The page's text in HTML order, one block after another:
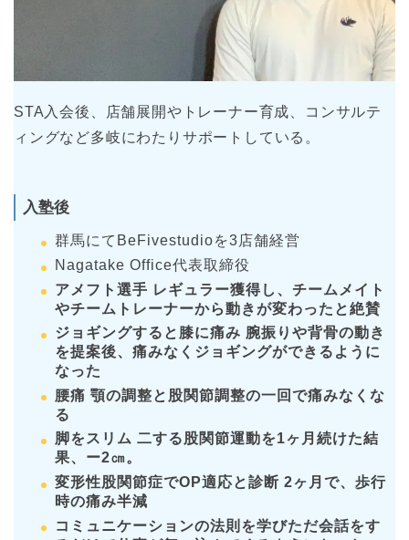
STA入会後、店舗展開やトレーナー育成、コンサルテ
ィングなど多岐にわたりサポートしている。
入塾後
群馬にてBeFivestudioを3店舗経営
Nagatake Office代表取締役
アメフト選手 レギュラー獲得し、チームメイト
やチームトレーナーから動きが変わったと絶賛
ジョギングすると膝に痛み 腕振りや背骨の動き
を提案後、痛みなくジョギングができるように
なった
腰痛 顎の調整と股関節調整の一回で痛みなくな
る
脚をスリム 二する股関節運動を1ヶ月続けた結
果、ー2㎝。
変形性股関節症でOP適応と診断 2ヶ月で、歩行
時の痛み半減
コミュニケーションの法則を学びただ会話をす